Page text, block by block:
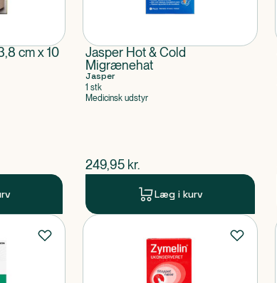
cm x 10
Jasper Hot & Cold
Migrænehat
Jasper
1 stk
Medicinsk udstyr
$nuværende pris
249,95 kr.
Læg i kurv